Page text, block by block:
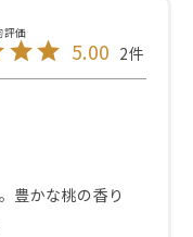
5.00 2
豊かな桃の香り